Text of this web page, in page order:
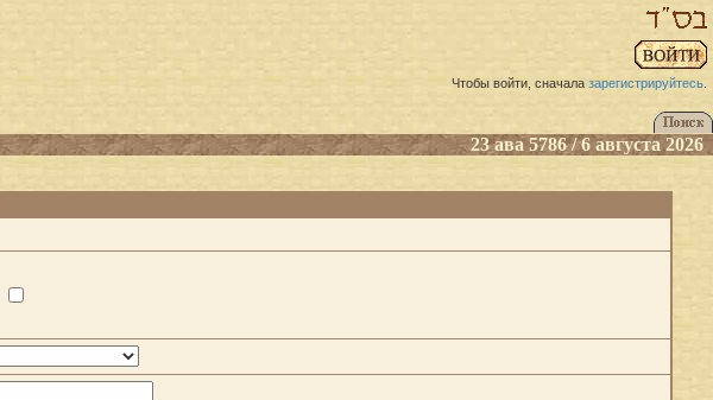
Чтобы войти, сначала зарегистрируйтесь.
23 ава 5786 / 6 августа 2026